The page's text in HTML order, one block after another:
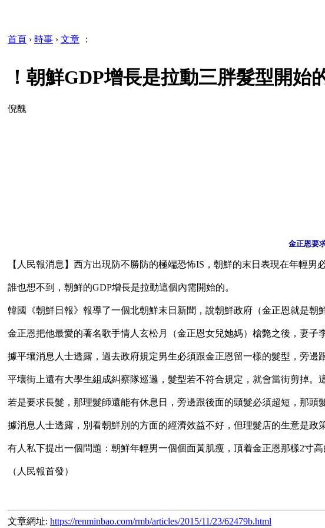
首頁 › 時事 › 文章 ：
！朝鮮GDP增長是拉動三胖髮型開始
倪醜
金正恩要
【人民報消息】西方出現防不勝防的極端恐怖IS，朝鮮的末日表現在年輕男
誰也想不到，朝鮮的GDP增長是拉動這個內需開始的。
韓國《朝鮮日報》報導了一個北朝鮮末日新聞，說朝鮮政府（金正恩就是朝
金正恩把他最愛的著名歌手情人玄松月（金正恩女兒她媽）槍斃之後，妻
據平壤消息人士透露，過去政府規定男生必須跟金正恩留一樣的髮型，旁
平壤街上還有大學生組成糾察隊巡邏，髮型若不符合規定，就會當街剪掉。
若是要求長髮，那理髮師還能有休息日，旁邊跟後面的頭髮必須超短，那
據消息人士透露，別看朝鮮別的方面的經濟效益不好，但理髮店的生意是政
有人私下提出一個問題：朝鮮年輕男一個個面黃肌瘦，頂着金正恩那樣2寸
文章網址: https://renminbao.com/rmb/articles/2015/11/23/62479b.html